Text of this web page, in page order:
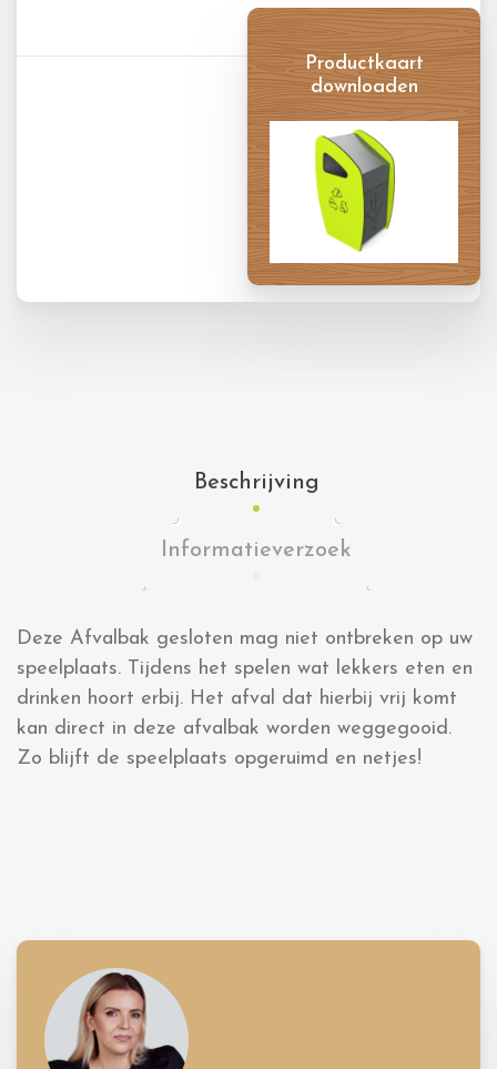
Productkaart
downloaden
Beschrijving
Informatieverzoek
Deze Afvalbak gesloten mag niet ontbreken op uw
speelplaats. Tijdens het spelen wat lekkers eten en
drinken hoort erbij. Het afval dat hierbij vrij komt
kan direct in deze afvalbak worden weggegooid.
Zo blijft de speelplaats opgeruimd en netjes!